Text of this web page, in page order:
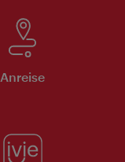
Anreise